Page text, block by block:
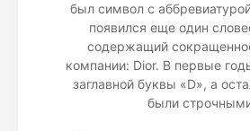
был символ с
появился еще один
содержащий
компании: Dior. В первые
заглавной буквы «D», а
были